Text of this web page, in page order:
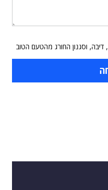
דיבה, וסגנון החורג מהטעם הטוב